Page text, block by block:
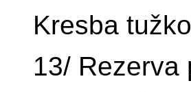
Kresba
13/ Rezerva